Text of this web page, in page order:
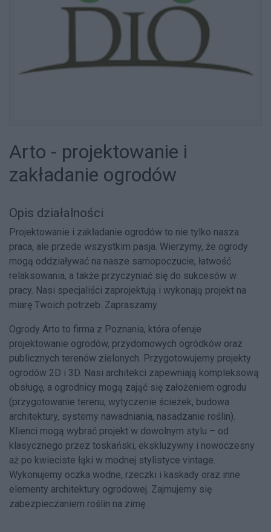
Arto - projektowanie i
zakładanie ogrodów
Opis działalności
Projektowanie i zakładanie ogrodów to nie tylko nasza
praca, ale przede wszystkim pasja. Wierzymy, że ogrody
mogą oddziaływać na nasze samopoczucie, łatwość
relaksowania, a także przyczyniać się do sukcesów w
pracy. Nasi specjaliści zaprojektują i wykonają projekt na
miarę Twoich potrzeb. Zapraszamy
Ogrody Arto to firma z Poznania, która oferuje
projektowanie ogrodów, przydomowych ogródków oraz
publicznych terenów zielonych. Przygotowujemy projekty
ogrodów 2D i 3D. Nasi architekci zapewniają kompleksową
obsługę, a ogrodnicy mogą zająć się założeniem ogrodu
(przygotowanie terenu, wytyczenie ścieżek, budowa
architektury, systemy nawadniania, nasadzanie roślin).
Klienci mogą wybrać projekt w dowolnym stylu – od
klasycznego przez toskański, ekskluzywny i nowoczesny
aż po kwieciste łąki w modnej stylistyce vintage.
Wykonujemy oczka wodne, rzeczki i kaskady oraz inne
elementy architektury ogrodowej. Zajmujemy się
zabezpieczaniem roślin na zimę.